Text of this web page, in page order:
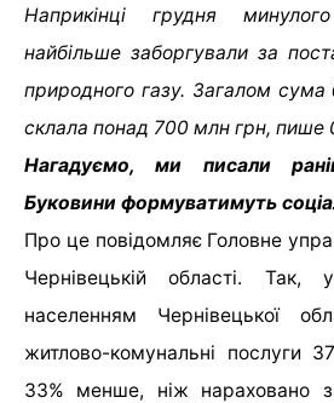
Наприкінці грудня
найбільше заборгували за
природного газу. Загалом сума
склала понад 700 млн грн, пише
Нагадуємо, ми писали
Буковини формуватимуть
Про це повідомляє Головне
Чернівецькій області.
населенням Чернівецької
житлово-комунальні послуги
33% менше, ніж нараховано